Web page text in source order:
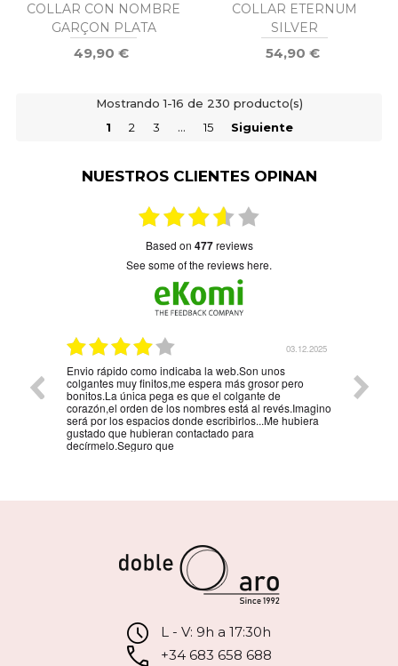
COLLAR CON NOMBRE
GARÇON PLATA
49,90 €
COLLAR ETERNUM
SILVER
54,90 €
Mostrando 1-16 de 230 producto(s)
1
2 3 … 15 Siguiente
NUESTROS CLIENTES OPINAN
based on 477reviews
see some of the reviews here.
03.12.2025
Envio rápido como indicaba la web.Son unos
colgantes muy finitos,me espera más grosor pero
bonitos.La única pega es que el colgante de
corazón,el orden de los nombres está al revés.Imagino
será por los espacios donde escribirlos...Me hubiera
gustado que hubieran contactado para
decírmelo.Seguro que
la
L - V: 9h a 17:30h
+34 683 658 688